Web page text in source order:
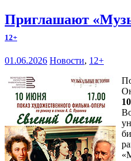
Приглашают
12+
01.06.2026 Новости, 12+